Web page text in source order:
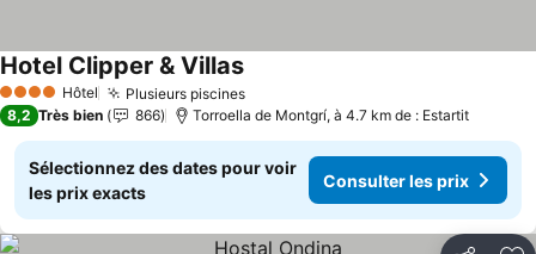
4 Étoiles Hôtel Plusieurs piscinesConsulter les prix
Hotel Clipper & VillasConsulter les prix
8,2 Très bien 866 Torroella de Montgrí, à 4.7 km de : Estartit
Sélectionnez des dates pour voir
les prix exacts
Consulter les prix